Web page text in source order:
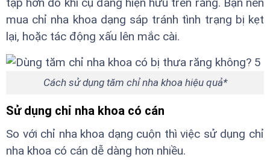
tạp hơn do khí cụ đang hiện hữu trên răng. Bạn nên
mua chỉ nha khoa dạng sáp tránh tình trạng bị kẹt
lại, hoặc tác động xấu lên mắc cài.
Cách sử dụng tăm chỉ nha khoa hiệu quả*
Sử dụng chỉ nha khoa có cán
So với chỉ nha khoa dạng cuộn thì việc sử dụng chỉ
nha khoa có cán dễ dàng hơn nhiều.